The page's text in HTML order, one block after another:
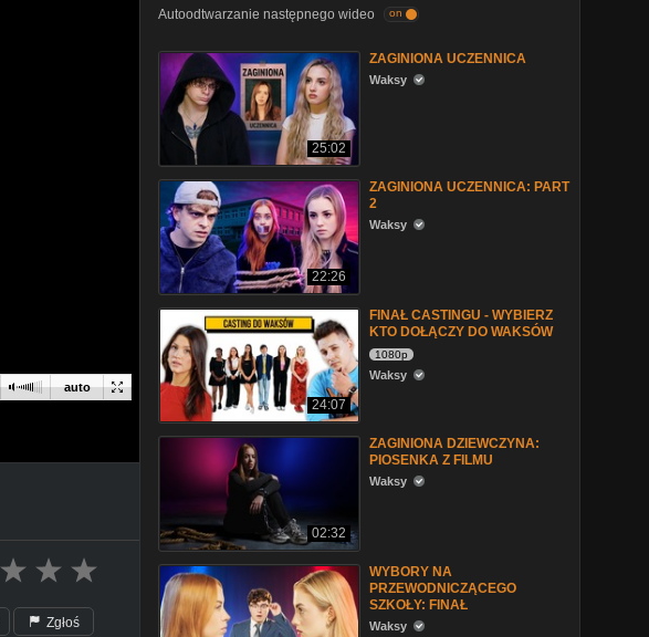
auto
Zgłoś
Autoodtwarzanie następnego wideo on
25:02
ZAGINIONA UCZENNICA
Waksy
22:26
ZAGINIONA UCZENNICA: PART
2
Waksy
24:07
FINAŁ CASTINGU - WYBIERZ
KTO DOŁĄCZY DO WAKSÓW
1080p
Waksy
02:32
ZAGINIONA DZIEWCZYNA:
PIOSENKA Z FILMU
Waksy
WYBORY NA
PRZEWODNICZĄCEGO
SZKOŁY: FINAŁ
Waksy